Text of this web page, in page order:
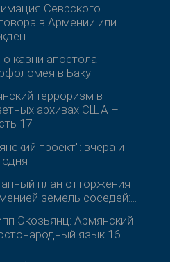
Севрского
в Армении или
казни апостола
в Баку
терроризм в
архивах США –
17
проект": вчера и
план отторжения
земель соседей:...
Экозьянц: Армянский
язык 16 ...